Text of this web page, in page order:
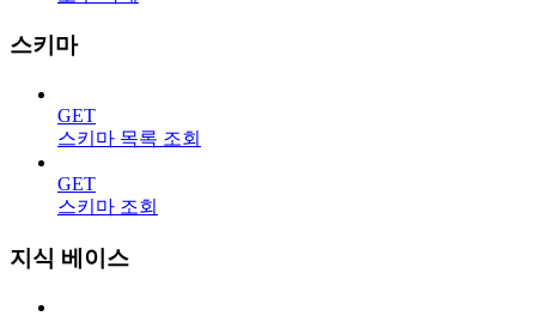
스키마
GET
스키마 목록 조회
GET
스키마 조회
지식 베이스